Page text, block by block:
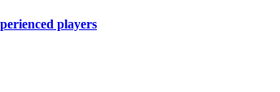
players